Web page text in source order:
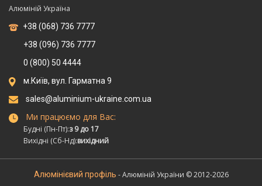
Алюміній Україна
+38 (068) 736 7777
+38 (096) 736 7777
0 (800) 50 4444
м.Київ, вул. Гарматна 9
sales@aluminium-ukraine.com.ua
Ми працюємо для Вас:
Будні (Пн-Пт):з 9 до 17
Вихідні (Сб-Нд):вихідний
Алюмінієвий профіль - Алюміній України © 2012-2026